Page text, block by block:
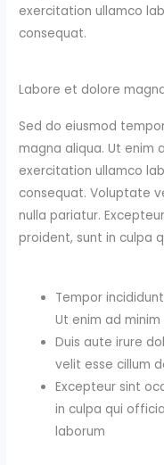
exercitation ullamco
consequat.
Labore et dolore
Sed do eiusmod
magna aliqua. Ut enim
exercitation ullamco
consequat. Voluptate
nulla pariatur.
proident, sunt in culpa
Tempor
Ut enim ad
Duis aute irure
velit esse cillum
Excepteur sint
in culpa qui
laborum